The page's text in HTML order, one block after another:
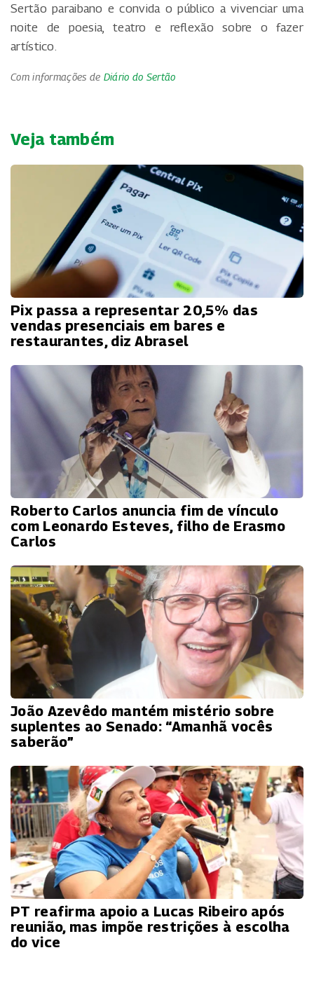
Sertão paraibano e convida o público a vivenciar uma
noite de poesia, teatro e reflexão sobre o fazer
artístico.
Com informações de Diário do Sertão
Veja também
Pix passa a representar 20,5% das
vendas presenciais em bares e
restaurantes, diz Abrasel
Roberto Carlos anuncia fim de vínculo
com Leonardo Esteves, filho de Erasmo
Carlos
João Azevêdo mantém mistério sobre
suplentes ao Senado: “Amanhã vocês
saberão”
PT reafirma apoio a Lucas Ribeiro após
reunião, mas impõe restrições à escolha
do vice